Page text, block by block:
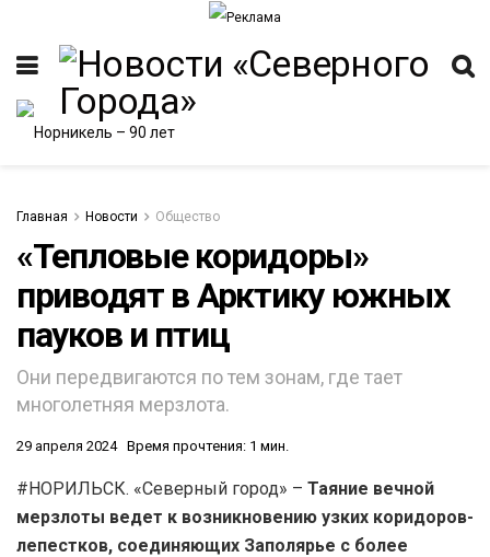
Главная Новости Общество
«Тепловые коридоры»
приводят в Арктику южных
пауков и птиц
Они передвигаются по тем зонам, где тает
многолетняя мерзлота.
29 апреля 2024 Время прочтения: 1 мин.
#НОРИЛЬСК. «Северный город» – Таяние вечной
мерзлоты ведет к возникновению узких коридоров-
лепестков, соединяющих Заполярье с более